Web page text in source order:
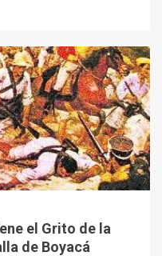
el Grito de la
de Boyacá